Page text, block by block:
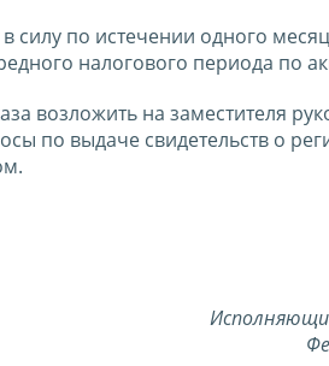
силу по истечении одного
налогового периода по
возложить на заместителя
по выдаче свидетельств о